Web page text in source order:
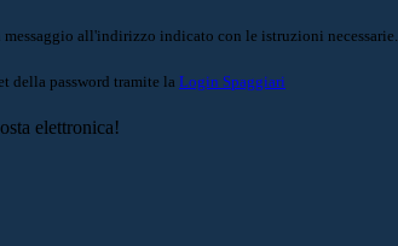
all'indirizzo indicato con le istruzioni necessarie.
della password tramite la Login Spaggiari
elettronica!